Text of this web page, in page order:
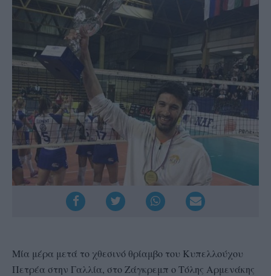
Μία μέρα μετά το χθεσινό θρίαμβο του Κυπελλούχου
Πετρέα στην Γαλλία, στο Ζάγκρεμπ ο Τόλης Αρμενάκης